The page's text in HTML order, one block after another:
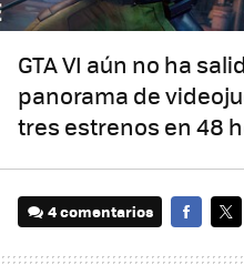
GTA VI aún no ha
panorama de
tres estrenos en 48
4 comentarios